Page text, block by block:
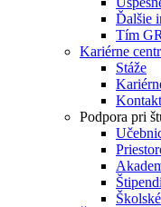
Ďalšie
Tím
Kariérne
Stáže
Podpora pri